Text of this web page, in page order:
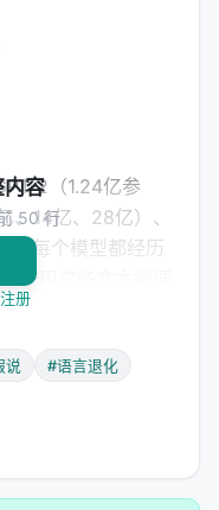
2（1.24亿参
、14亿、28亿）、
。每个模型都经历
→ 用这些文本微调
始终，解码参数
成的语料中统计
后选的——是在实
深度"分了四档：
词（however,
容
50 行
册
说
#语言退化